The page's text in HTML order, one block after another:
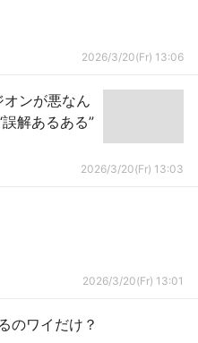
2026/3/20(Fr) 13:06
オンが悪なん
解あるある”
2026/3/20(Fr) 13:03
2026/3/20(Fr) 13:01
のワイだけ？